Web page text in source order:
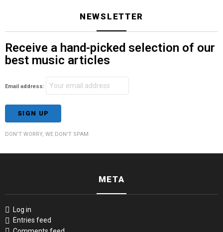
NEWSLETTER
Receive a hand-picked selection of our
best music articles
Email address:
DON'T WORRY, WE DON'T SPAM
META
Log in
Entries feed